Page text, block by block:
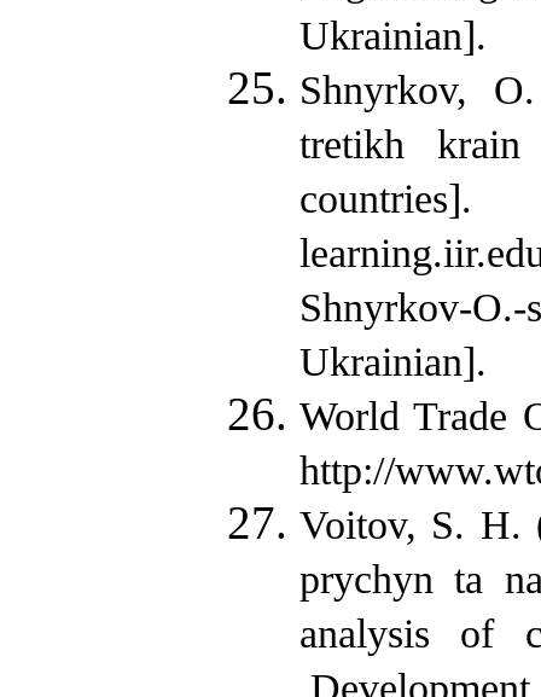
Ukrainian].
Shnyrkov,
tretikh krain
Shnyrkov-
Ukrainian].
World Trade
http://
Voitov, S. H.
prychyn ta
analysis of